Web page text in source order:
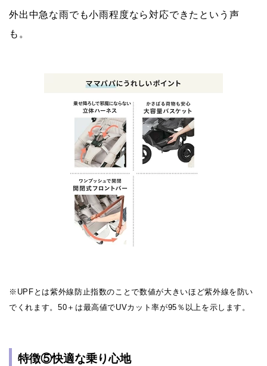
外出中急な雨でも小雨程度なら対応できたという声
も。
※UPFとは紫外線防止指数のことで数値が大きいほど紫外線を防い
でくれます。50＋は最高値でUVカット率が95％以上を示します。
特徴⑤快適な乗り心地